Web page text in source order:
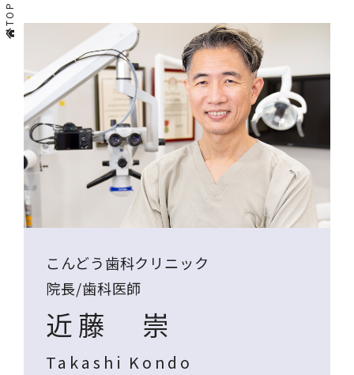
TOP
こんどう歯科クリニック
院長/歯科医師
近藤 崇
Takashi Kondo